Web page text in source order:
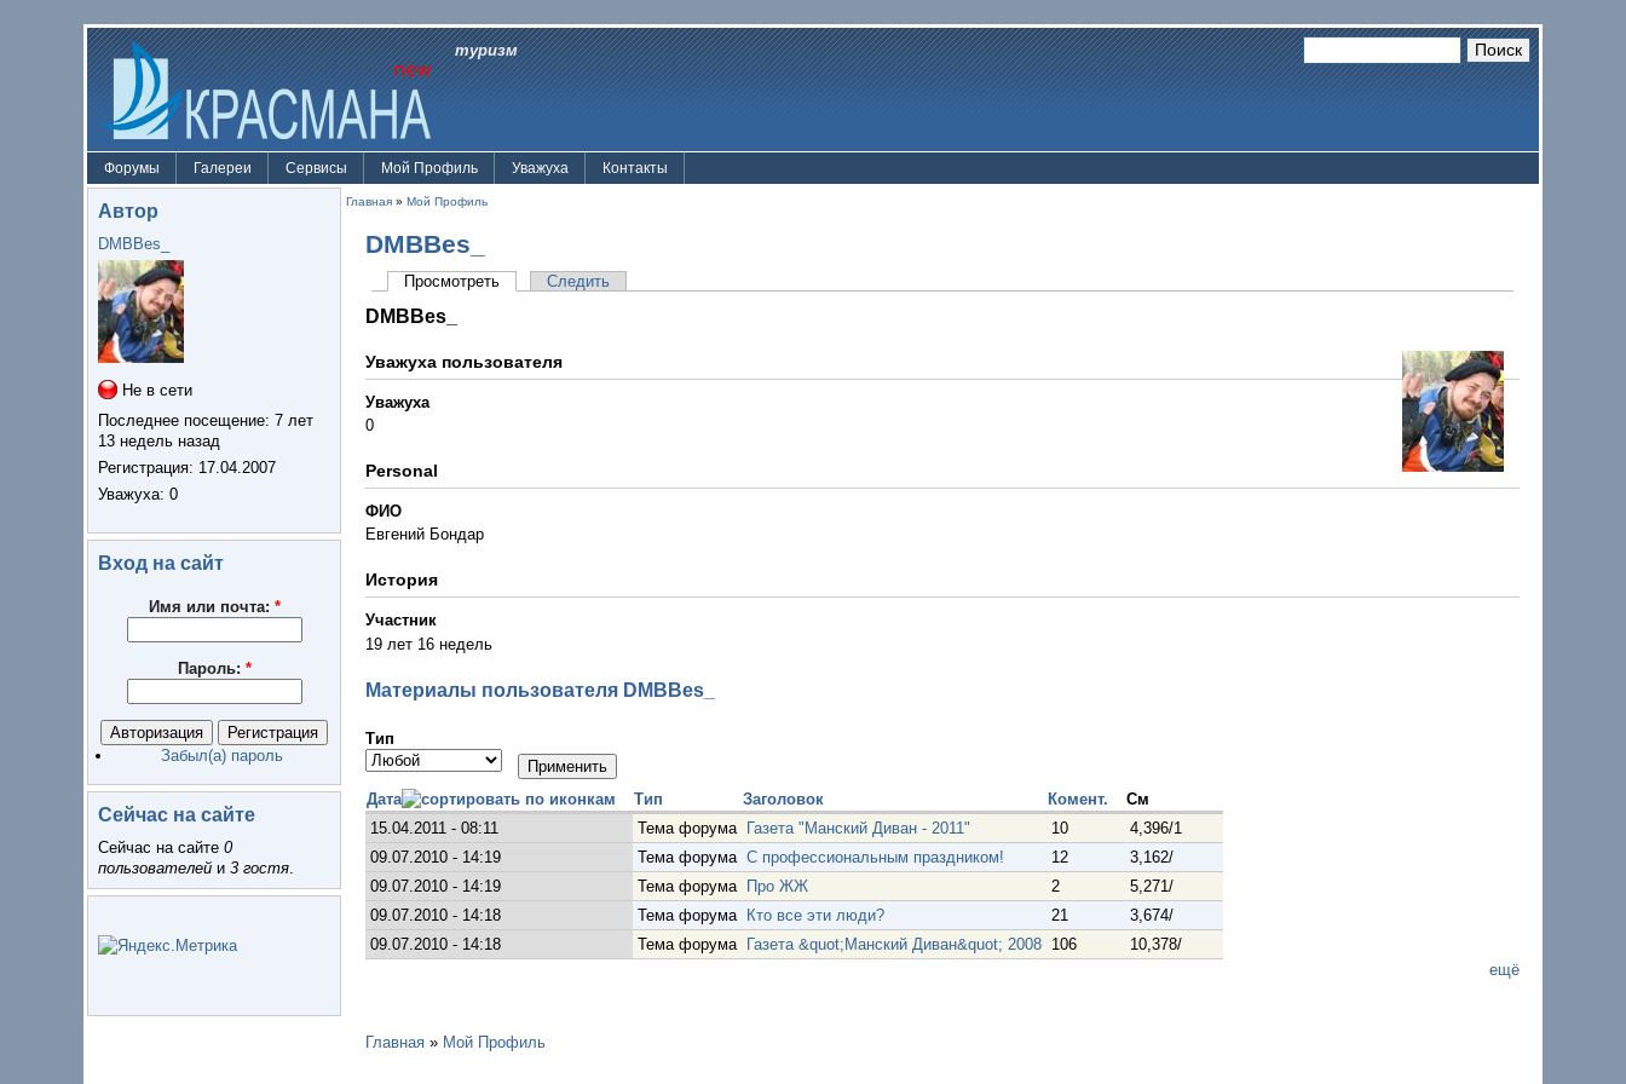
туризм
Форумы Галереи Сервисы Мой Профиль Уважуха Контакты
Автор
DMBBes_
Не в сети
Последнее посещение: 7 лет
13 недель назад
Регистрация: 17.04.2007
Уважуха: 0
Вход на сайт
Имя или почта: *
Пароль: *
Забыл(а) пароль
Сейчас на сайте
Сейчас на сайте 0
пользователей и 3 гостя.
Главная » Мой Профиль
DMBBes_
Просмотреть Следить
DMBBes_
Уважуха пользователя
Уважуха
0
Personal
ФИО
Евгений Бондар
История
Участник
19 лет 16 недель
Материалы пользователя DMBBes_
Тип
Дата Тип Заголовок Комент.
См
15.04.2011 - 08:11
Тема форума Газета "Манский Диван - 2011" 10
4,396/1
09.07.2010 - 14:19
Тема форума С профессиональным праздником! 12
3,162/
09.07.2010 - 14:19
Тема форума Про ЖЖ 2
5,271/
09.07.2010 - 14:18
Тема форума Кто все эти люди? 21
3,674/
09.07.2010 - 14:18
Тема форума Газета &quot;Манский Диван&quot; 2008 106
10,378/
ещё
Главная » Мой Профиль